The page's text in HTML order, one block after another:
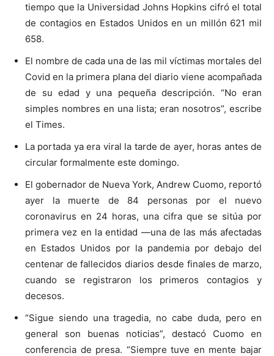
tiempo que la Universidad Johns Hopkins cifró el total
de contagios en Estados Unidos en un millón 621 mil
658.
El nombre de cada una de las mil víctimas mortales del
Covid en la primera plana del diario viene acompañada
de su edad y una pequeña descripción. “No eran
simples nombres en una lista; eran nosotros”, escribe
el Times.
La portada ya era viral la tarde de ayer, horas antes de
circular formalmente este domingo.
El gobernador de Nueva York, Andrew Cuomo, reportó
ayer la muerte de 84 personas por el nuevo
coronavirus en 24 horas, una cifra que se sitúa por
primera vez en la entidad —una de las más afectadas
en Estados Unidos por la pandemia por debajo del
centenar de fallecidos diarios desde finales de marzo,
cuando se registraron los primeros contagios y
decesos.
“Sigue siendo una tragedia, no cabe duda, pero en
general son buenas noticias”, destacó Cuomo en
conferencia de presa. “Siempre tuve en mente bajar